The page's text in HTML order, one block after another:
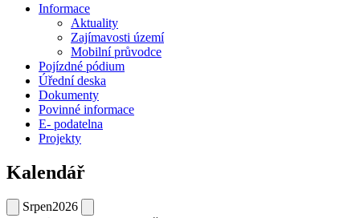
Informace
Aktuality
Zajímavosti území
Mobilní průvodce
Pojízdné pódium
Úřední deska
Dokumenty
Povinné informace
E- podatelna
Projekty
Kalendář
Srpen2026